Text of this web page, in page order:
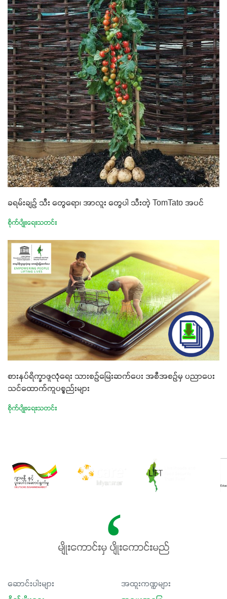
ခရမ်းချဉ် သီး တွေရော၊ အာလူး တွေပါ သီးတဲ့ TomTato အပင်
စိုက်ပျိုးရေးသတင်း
စားနပ်ရိက္ခာဖူလုံရေး သားစဉ်မြေးဆက်ပေး အစီအစဉ်မှ ပညာပေး
သင်ထောက်ကူပစ္စည်းများ
စိုက်ပျိုးရေးသတင်း
မျိုးကောင်းမှ ပျိုးကောင်းမည်
ဆောင်းပါးများ
အထူးကဏ္ဍများ